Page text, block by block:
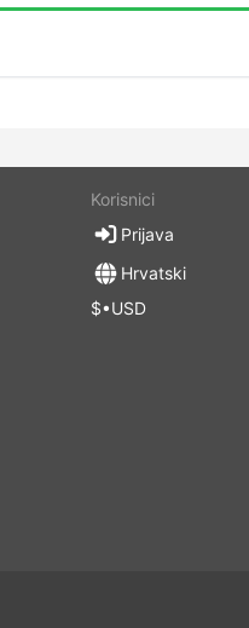
Korisnici
Prijava
Hrvatski
$•USD